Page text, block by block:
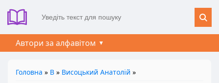
Автори за алфавітом
Головна » В » Висоцький Анатолій »